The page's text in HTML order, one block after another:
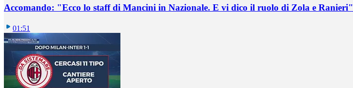
Accomando: "Ecco lo staff di Mancini in Nazionale. E vi dico il ruolo di Zola e Ranieri"
01:51